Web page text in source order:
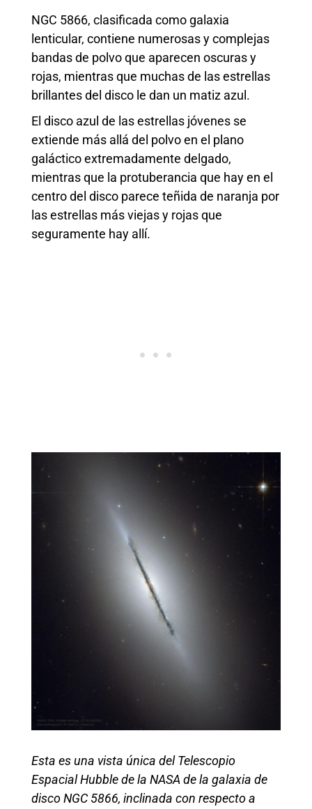
NGC 5866, clasificada como galaxia
lenticular, contiene numerosas y complejas
bandas de polvo que aparecen oscuras y
rojas, mientras que muchas de las estrellas
brillantes del disco le dan un matiz azul.
El disco azul de las estrellas jóvenes se
extiende más allá del polvo en el plano
galáctico extremadamente delgado,
mientras que la protuberancia que hay en el
centro del disco parece teñida de naranja por
las estrellas más viejas y rojas que
seguramente hay allí.
Esta es una vista única del Telescopio
Espacial Hubble de la NASA de la galaxia de
disco NGC 5866, inclinada con respecto a